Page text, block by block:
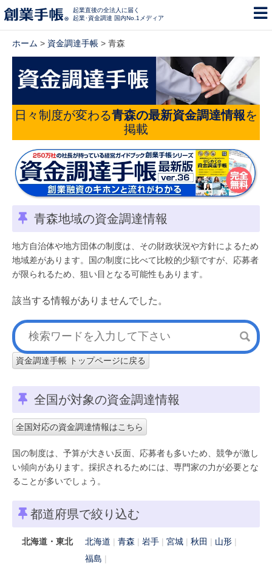
起業直後の全法人に届く
起業･資金調達 国内No.1メディア
ホーム > 資金調達手帳 > 青森
日々制度が変わる青森の最新資金調達情報を
掲載
青森地域の資金調達情報
地方自治体や地方団体の制度は、その財政状況や方針によるため
地域差があります。国の制度に比べて比較的少額ですが、応募者
が限られるため、狙い目となる可能性もあります。
該当する情報がありませんでした。
資金調達手帳 トップページに戻る
全国が対象の資金調達情報
全国対応の資金調達情報はこちら
国の制度は、予算が大きい反面、応募者も多いため、競争が激し
い傾向があります。採択されるためには、専門家の力が必要とな
ることが多いでしょう。
都道府県で絞り込む
北海道・東北 北海道 青森 岩手 宮城 秋田
山形
福島